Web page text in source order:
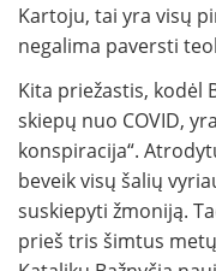
Kartoju, tai yra visų
negalima paversti
Kita priežastis, kodėl
skiepų nuo COVID,
konspiracija“.
beveik visų šalių
suskiepyti žmoniją.
prieš tris šimtus